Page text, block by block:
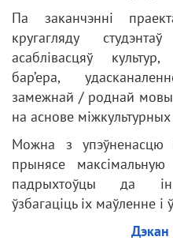
Па заканчэнні
кругагляду
асаблівасцяў
бар’ера,
замежнай / роднай
на аснове міжкультурных
Можна з упэўненасцю
прынясе
падрыхтоўцы да
ўзбагаціць іх маўленне